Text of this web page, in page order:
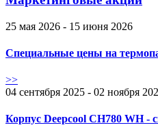
25 мая 2026 - 15 июня 2026
Специальные цены на
>>
04 сентября 2025 - 02 ноября
Корпус Deepcool CH780 WH -